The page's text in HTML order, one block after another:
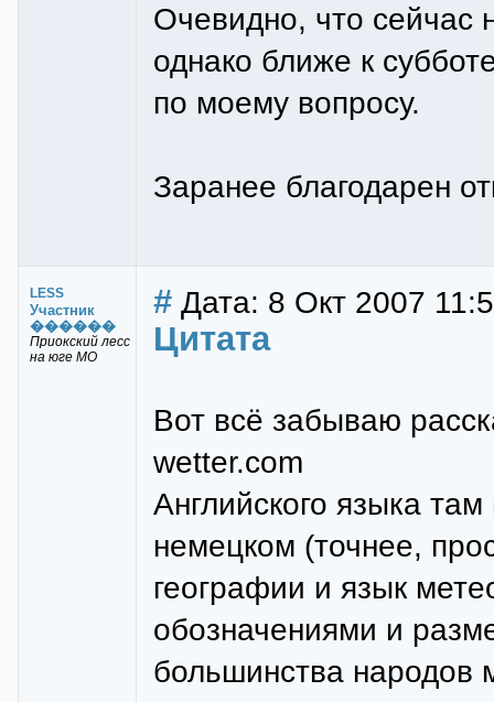
Очевидно, что сейчас
однако ближе к
по моему вопросу.
Заранее благодарен
LESS
Участник
������
Приокский лесс
на юге МО
# Дата: 8 Окт 2007
Цитата
Вот всё забываю
wetter.com
Английского языка
немецком (точнее,
географии и язык
обозначениями и
большинства народов